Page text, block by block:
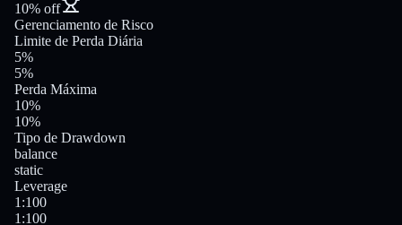
10% off
Gerenciamento de Risco
Limite de Perda Diária
5%
5%
Perda Máxima
10%
10%
Tipo de Drawdown
balance
static
Leverage
1:100
1:100